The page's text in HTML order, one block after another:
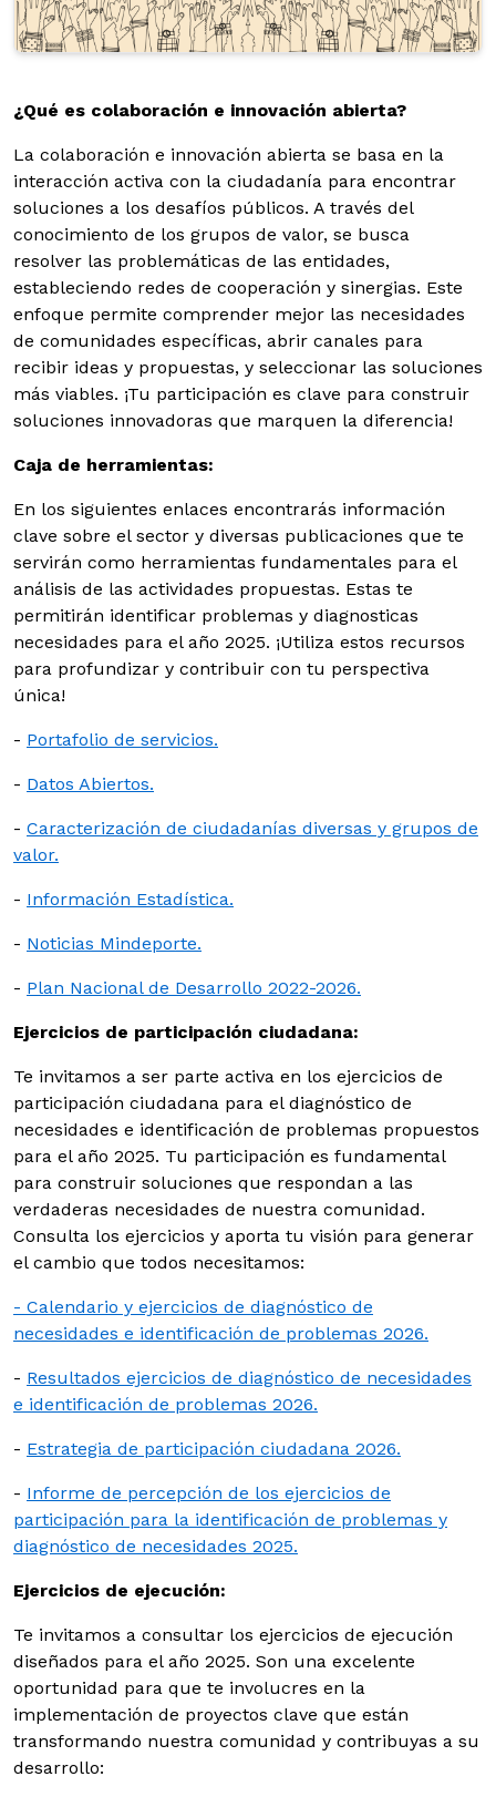
¿Qué es colaboración e innovación abierta?
La colaboración e innovación abierta se basa en la
interacción activa con la ciudadanía para encontrar
soluciones a los desafíos públicos. A través del
conocimiento de los grupos de valor, se busca
resolver las problemáticas de las entidades,
estableciendo redes de cooperación y sinergias. Este
enfoque permite comprender mejor las necesidades
de comunidades específicas, abrir canales para
recibir ideas y propuestas, y seleccionar las soluciones
más viables. ¡Tu participación es clave para construir
soluciones innovadoras que marquen la diferencia!
Caja de herramientas:
En los siguientes enlaces encontrarás información
clave sobre el sector y diversas publicaciones que te
servirán como herramientas fundamentales para el
análisis de las actividades propuestas. Estas te
permitirán identificar problemas y diagnosticas
necesidades para el año 2025. ¡Utiliza estos recursos
para profundizar y contribuir con tu perspectiva
única!
- Portafolio de servicios.
- Datos Abiertos.
- Caracterización de ciudadanías diversas y grupos de
valor.
- Información Estadística.
- Noticias Mindeporte.
- Plan Nacional de Desarrollo 2022-2026.
Ejercicios de participación ciudadana:
Te invitamos a ser parte activa en los ejercicios de
participación ciudadana para el diagnóstico de
necesidades e identificación de problemas propuestos
para el año 2025. Tu participación es fundamental
para construir soluciones que respondan a las
verdaderas necesidades de nuestra comunidad.
Consulta los ejercicios y aporta tu visión para generar
el cambio que todos necesitamos:
- Calendario y ejercicios de diagnóstico de
necesidades e identificación de problemas 2026.
- Resultados ejercicios de diagnóstico de necesidades
e identificación de problemas 2026.
- Estrategia de participación ciudadana 2026.
- Informe de percepción de los ejercicios de
participación para la identificación de problemas y
diagnóstico de necesidades 2025.
Ejercicios de ejecución:
Te invitamos a consultar los ejercicios de ejecución
diseñados para el año 2025. Son una excelente
oportunidad para que te involucres en la
implementación de proyectos clave que están
transformando nuestra comunidad y contribuyas a su
desarrollo: